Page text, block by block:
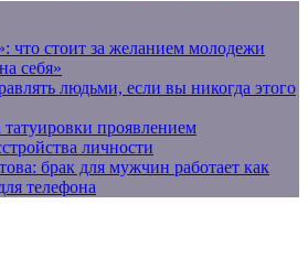
что стоит за желанием молодежи
себя»
людьми, если вы никогда этого
татуировки проявлением
личности
брак для мужчин работает как
телефона